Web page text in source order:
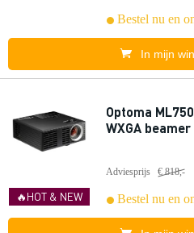
Bestel nu en
In mijn
🔥HOT & NEW
Optoma
WXGA beamer
Adviesprijs € 818,-
Bestel nu en